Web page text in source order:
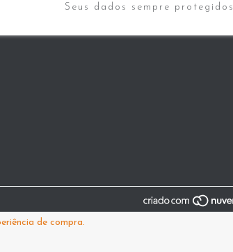
de compra.
Seus dados sempre protegidos